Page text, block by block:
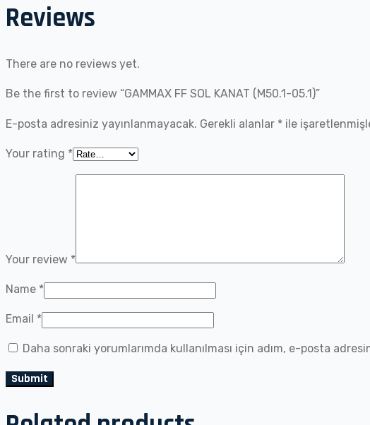
quantity
Reviews
There are no reviews yet.
Be the first to review “GAMMAX FF SOL KANAT (M50.1-05.1)”
E-posta adresiniz yayınlanmayacak. Gerekli alanlar * ile
Your rating *
Your review *
Name *
Email *
Daha sonraki yorumlarımda kullanılması için adım, e-posta